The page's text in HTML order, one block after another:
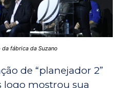
fábrica da Suzano
de “planejador 2”
logo mostrou sua